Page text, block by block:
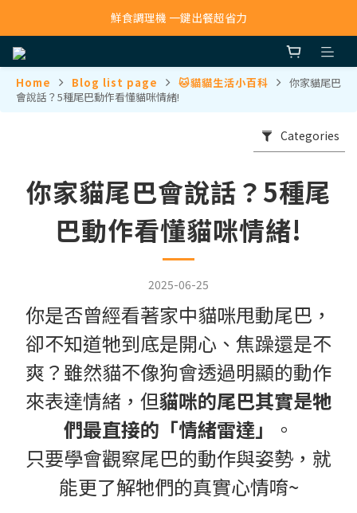
寵物吸毛機 吸毛清淨抗敏一次搞定
鮮食調理機 一鍵出餐超省力
Home Blog list page 🐱貓貓生活小百科
你家貓尾巴
會說話？5種尾巴動作看懂貓咪情緒!
Categories
你家貓尾巴會說話？5種尾
巴動作看懂貓咪情緒!
2025-06-25
你是否曾經看著家中貓咪甩動尾巴，
卻不知道牠到底是開心、焦躁還是不
爽？雖然貓不像狗會透過明顯的動作
來表達情緒，但貓咪的尾巴其實是牠
們最直接的「情緒雷達」
。
只要學會觀察尾巴的動作與姿勢，就
能更了解牠們的真實心情唷~